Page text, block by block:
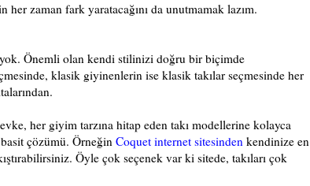
zaman fark yaratacağını da unutmamak lazım.
Önemli olan kendi stilinizi doğru bir biçimde
klasik giyinenlerin ise klasik takılar seçmesinde her
her giyim tarzına hitap eden takı modellerine kolayca
çözümü. Örneğin Coquet internet sitesinden kendinize en
Öyle çok seçenek var ki sitede, takıları çok